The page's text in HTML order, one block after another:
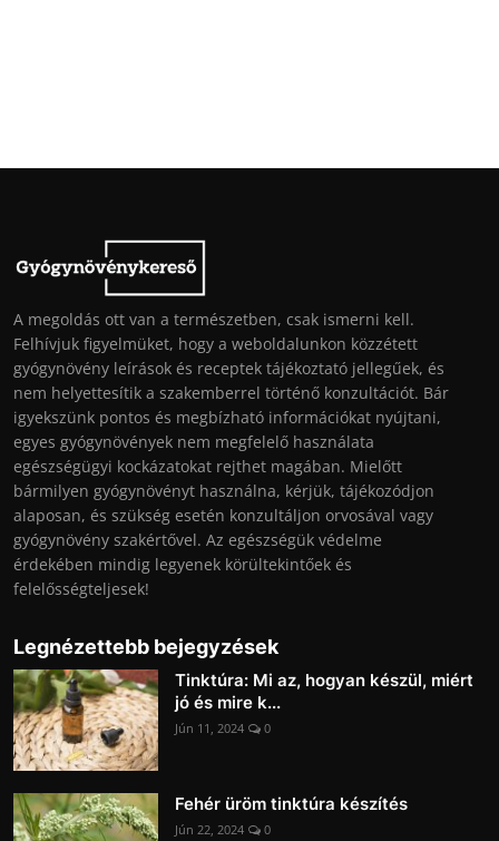
A megoldás ott van a természetben, csak ismerni kell.
Felhívjuk figyelmüket, hogy a weboldalunkon közzétett
gyógynövény leírások és receptek tájékoztató jellegűek, és
nem helyettesítik a szakemberrel történő konzultációt. Bár
igyekszünk pontos és megbízható információkat nyújtani,
egyes gyógynövények nem megfelelő használata
egészségügyi kockázatokat rejthet magában. Mielőtt
bármilyen gyógynövényt használna, kérjük, tájékozódjon
alaposan, és szükség esetén konzultáljon orvosával vagy
gyógynövény szakértővel. Az egészségük védelme
érdekében mindig legyenek körültekintőek és
felelősségteljesek!
Legnézettebb bejegyzések
Tinktúra: Mi az, hogyan készül, miért
jó és mire k...
Jún 11, 2024 0
Fehér üröm tinktúra készítés
Jún 22, 2024 0